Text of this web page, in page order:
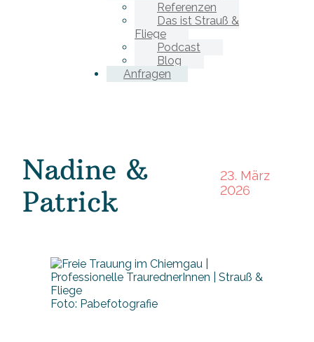
Referenzen
Das ist Strauß &
Fliege
Podcast
Blog
Anfragen
Nadine &
Patrick
23. März
2026
Foto: Pabefotografie